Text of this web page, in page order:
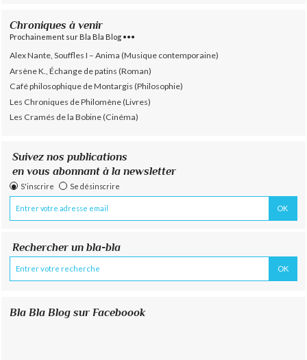
Chroniques à venir
Prochainement sur Bla Bla Blog •••
Alex Nante, Souffles I – Anima (Musique contemporaine)
Arsène K., Échange de patins (Roman)
Café philosophique de Montargis (Philosophie)
Les Chroniques de Philomène (Livres)
Les Cramés de la Bobine (Cinéma)
Suivez nos publications
en vous abonnant à la newsletter
S'inscrire Se désinscrire
Rechercher un bla-bla
Bla Bla Blog sur Faceboook